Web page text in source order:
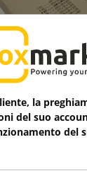
piatta
FlatBox F07
0,35 €
la
del suo
del